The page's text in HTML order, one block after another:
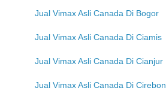
Jual Vimax Asli Canada Di Bogor
Jual Vimax Asli Canada Di Ciamis
Jual Vimax Asli Canada Di Cianjur
Jual Vimax Asli Canada Di Cirebon